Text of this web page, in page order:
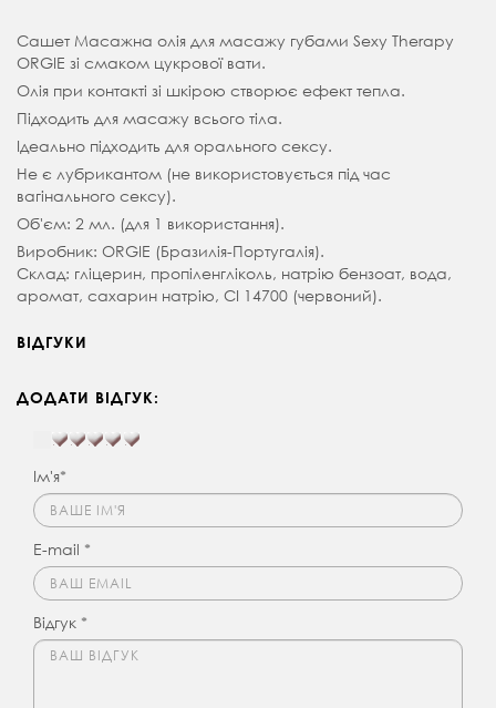
Сашет Масажна олія для масажу губами Sexy Therapy
ORGIE зі смаком цукрової вати.
Олія при контакті зі шкірою створює ефект тепла.
Підходить для масажу всього тіла.
Ідеально підходить для орального сексу.
Не є лубрикантом (не використовується під час
вагінального сексу).
Об'єм: 2 мл. (для 1 використання).
Виробник: ORGIE (Бразилія-Португалія).
Склад: гліцерин, пропіленгліколь, натрію бензоат, вода,
аромат, сахарин натрію, CI 14700 (червоний).
ВІДГУКИ
ДОДАТИ ВІДГУК:
Ім'я*
E-mail *
Відгук *